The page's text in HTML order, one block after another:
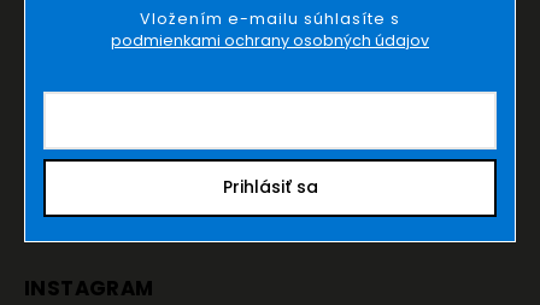
Vložením e-mailu súhlasíte s
podmienkami ochrany osobných údajov
Prihlásiť sa
INSTAGRAM